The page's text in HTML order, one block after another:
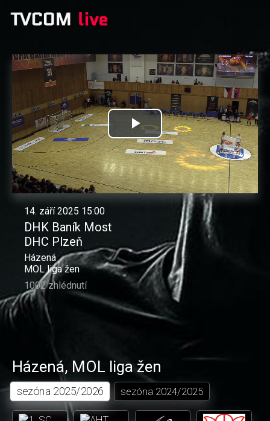
Přehrát
video
14. září 2025 15:00
DHK Baník Most
DHC Plzeň
Házená
MOL liga žen
1002 zhlédnutí
Házená, MOL liga žen
sezóna 2025/2026 sezóna 2024/2025